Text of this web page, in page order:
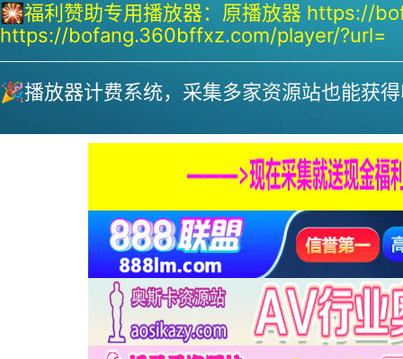
🎇福利赞助专用播放器： 原播放器 https://
https://bofang.360bffxz.com/player/?url=
🎉播放器计费系统，采集多家资源站也能获